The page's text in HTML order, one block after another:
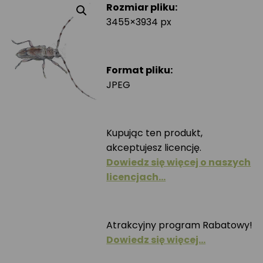
Rozmiar pliku:
3455×3934 px
Format pliku:
JPEG
Kupując ten produkt,
akceptujesz licencję.
Dowiedz się więcej o naszych
licencjach…
Atrakcyjny program Rabatowy!
Dowiedz się więcej…